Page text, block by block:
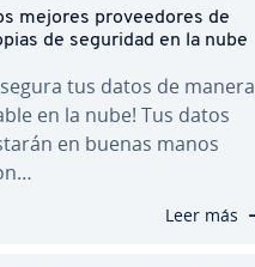
mejores pro­vee­do­res de
de seguridad en la nube
tus datos de manera
en la nube! Tus datos
en buenas manos
Leer más